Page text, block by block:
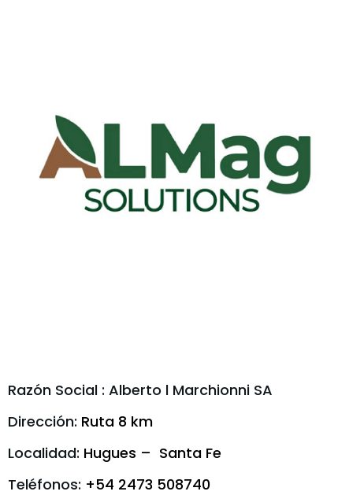
Razón Social : Alberto l Marchionni SA
Dirección: Ruta 8 km
Localidad: Hugues – Santa Fe
Teléfonos: +54 2473 508740